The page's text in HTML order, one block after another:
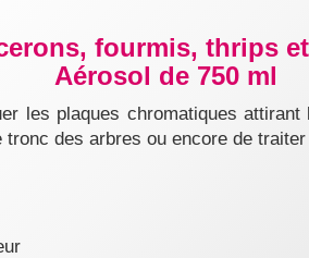
fourmis, thrips
Aérosol de 750 ml
les plaques chromatiques
des arbres ou encore de traiter